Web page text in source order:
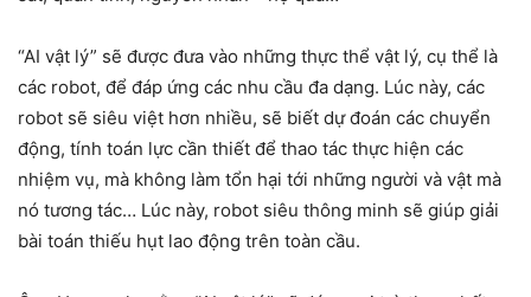
“AI vật lý” sẽ được đưa vào những thực thể vật lý, cụ thể là
các robot, để đáp ứng các nhu cầu đa dạng. Lúc này, các
robot sẽ siêu việt hơn nhiều, sẽ biết dự đoán các chuyển
động, tính toán lực cần thiết để thao tác thực hiện các
nhiệm vụ, mà không làm tổn hại tới những người và vật mà
nó tương tác… Lúc này, robot siêu thông minh sẽ giúp giải
bài toán thiếu hụt lao động trên toàn cầu.